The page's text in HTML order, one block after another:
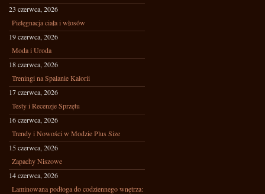
23 czerwca, 2026
Pielęgnacja ciała i włosów
19 czerwca, 2026
Moda i Uroda
18 czerwca, 2026
Treningi na Spalanie Kalorii
17 czerwca, 2026
Testy i Recenzje Sprzętu
16 czerwca, 2026
Trendy i Nowości w Modzie Plus Size
15 czerwca, 2026
Zapachy Niszowe
14 czerwca, 2026
Laminowana podłoga do codziennego wnętrza: